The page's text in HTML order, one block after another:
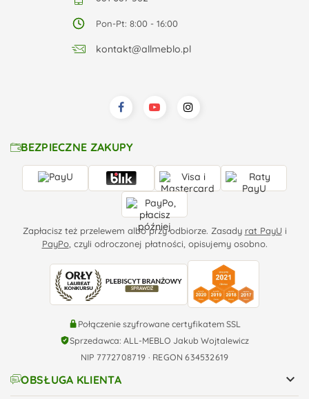
Pon-Pt: 8:00 - 16:00
kontakt@allmeblo.pl
BEZPIECZNE ZAKUPY
Zapłacisz też przelewem albo przy odbiorze. Zasady rat PayU i
PayPo, czyli odroczonej płatności, opisujemy osobno.
Połączenie szyfrowane certyfikatem SSL
Sprzedawca: ALL-MEBLO Jakub Wojtalewicz
NIP 7772708719 · REGON 634532619
OBSŁUGA KLIENTA 